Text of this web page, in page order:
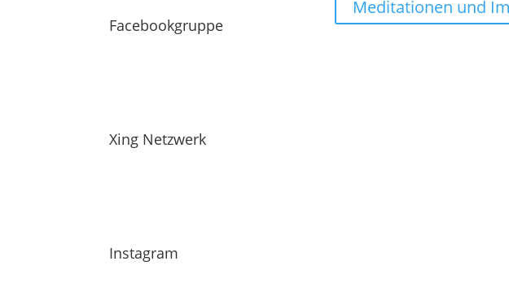
Facebookgruppe
Xing Netzwerk
Instagram
Meditationen und